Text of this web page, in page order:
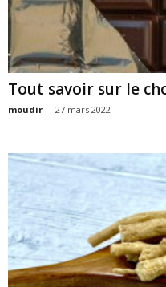
Tout savoir sur le
moudir - 27 mars 2022